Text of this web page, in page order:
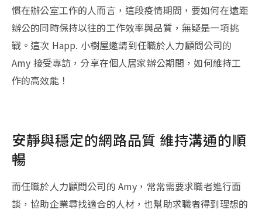
慣在辦公室工作的人而言，這段疫情期間，要如何在遠距
辦公的同時保持以往的工作效率與品質，無疑是一項挑
戰。這次 Happ. 小樹屋邀請到任職於人力顧問公司的
Amy 接受專訪，分享在個人居家辦公期間，如何維持工
作的高效能！
安靜與穩定的網路品質 維持溝通的順
暢
而任職於人力顧問公司的 Amy，常常需要求職者進行面
談，協助企業尋找適合的人材，也幫助求職者得到理想的